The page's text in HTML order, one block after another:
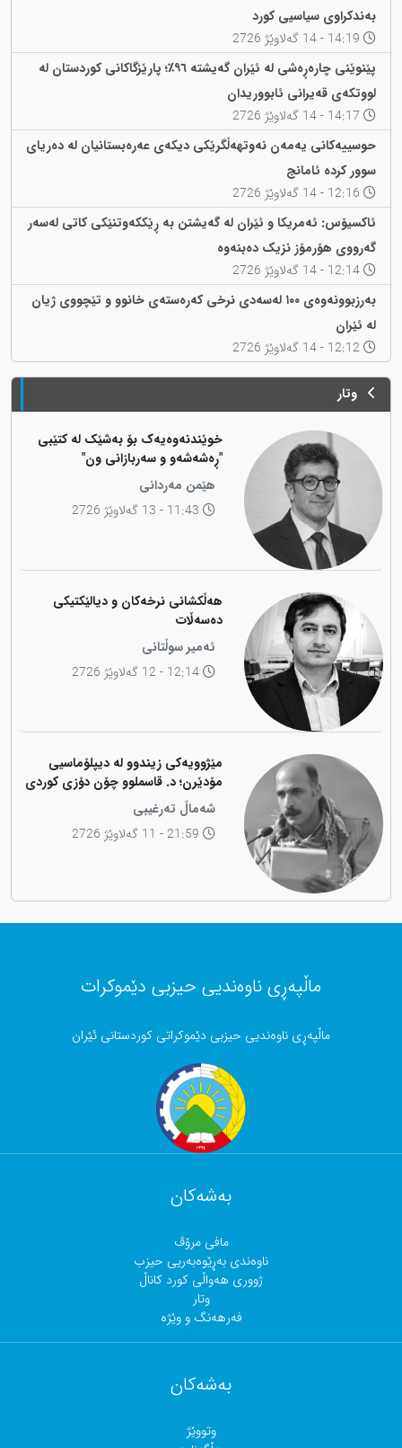
بەندکراوی سیاسیی کورد
پێنوێنی چارەڕەشی لە ئێران گەیشتە ٩٦٪؛ پارێزگاکانی کوردستان لە
لووتکەی قەیرانی ئابووریدان
حوسییەکانی یەمەن نەوتهەڵگرێکی دیکەی عەرەبستانیان لە دەریای
سوور کردە ئامانج
ئاکسیۆس: ئەمریکا و ئێران لە گەیشتن بە ڕێککەوتنێکی کاتی لەسەر
گەرووی هۆرمۆز نزیک دەبنەوە
بەرزبوونەوەی ١٠٠ لەسەدی نرخی کەرەستەی خانوو و تێچووی ژیان
لە ئێران
وتار
خوێندنەوەیەک بۆ بەشێک لە کتێبی
"ڕەشەشەو و سەربازانی ون"
هێمن مەردانی
هەڵکشانی نرخەکان و دیالێکتیکی
دەسەڵات
ئەمیر سوڵتانی
12:14 - 12 گەلاوێژ 2726
مێژوویەکی زیندوو لە دیپلۆماسیی
مۆدێرن؛ د. قاسملوو چۆن دۆزی کوردی
لە شاخەوە گواستەوە بۆ ناوەندە
بڕیاردەرەکانی جیهان؟
شەماڵ تەرغیبی
ماڵپەڕی ناوەندیی حیزبی دێموکرات
ماڵپەڕی ناوەندیی حیزبی دێموکراتی کوردستانی ئێران
بەشەکان
مافی مرۆڤ
ناوەندی بەڕێوەبەریی حیزب
ژووری هەواڵی کورد کاناڵ
وتار
فەرهەنگ و وێژە
بەشەکان
وتووێژ